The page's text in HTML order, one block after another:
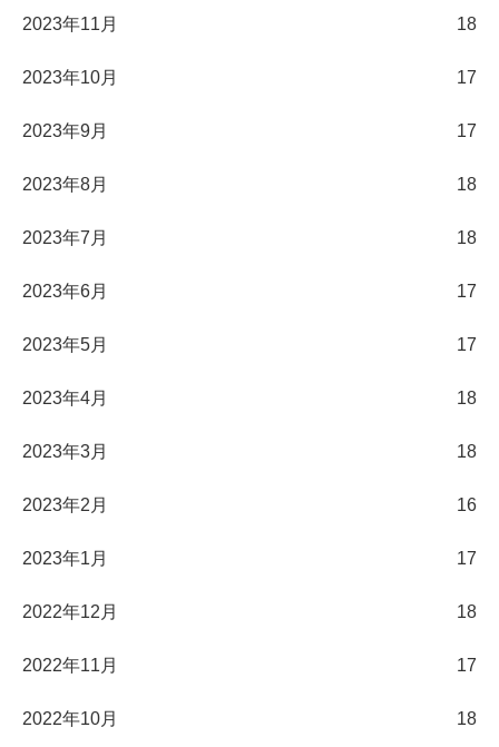
2023年11月 18
2023年10月 17
2023年9月 17
2023年8月 18
2023年7月 18
2023年6月 17
2023年5月 17
2023年4月 18
2023年3月 18
2023年2月 16
2023年1月 17
2022年12月 18
2022年11月 17
2022年10月 18